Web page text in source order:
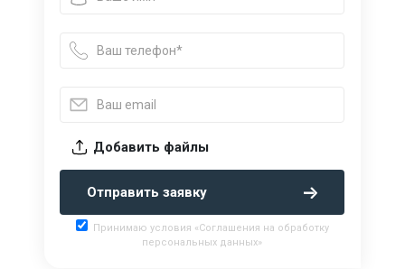
Добавить файлы
Отправить заявку
Принимаю условия «Соглашения на обработку
персональных данных»